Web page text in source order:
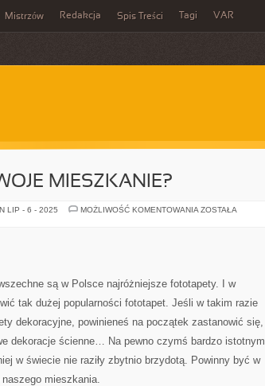
Mistrzów Redakcja Spis Treści Tagi VAR
MIESZKANIE?
LIP - 6 - 2025 MOŻLIWOŚĆ KOMENTOWANIA JAK
ZOSTAŁA
są w Polsce najróżniejsze fototapety. I w
tak dużej popularności fototapet. Jeśli w takim razie
dekoracyjne, powinieneś na początek zastanowić się,
dekoracje ścienne… Na pewno czymś bardzo istotnym
w świecie nie raziły zbytnio brzydotą. Powinny być w
mieszkania.